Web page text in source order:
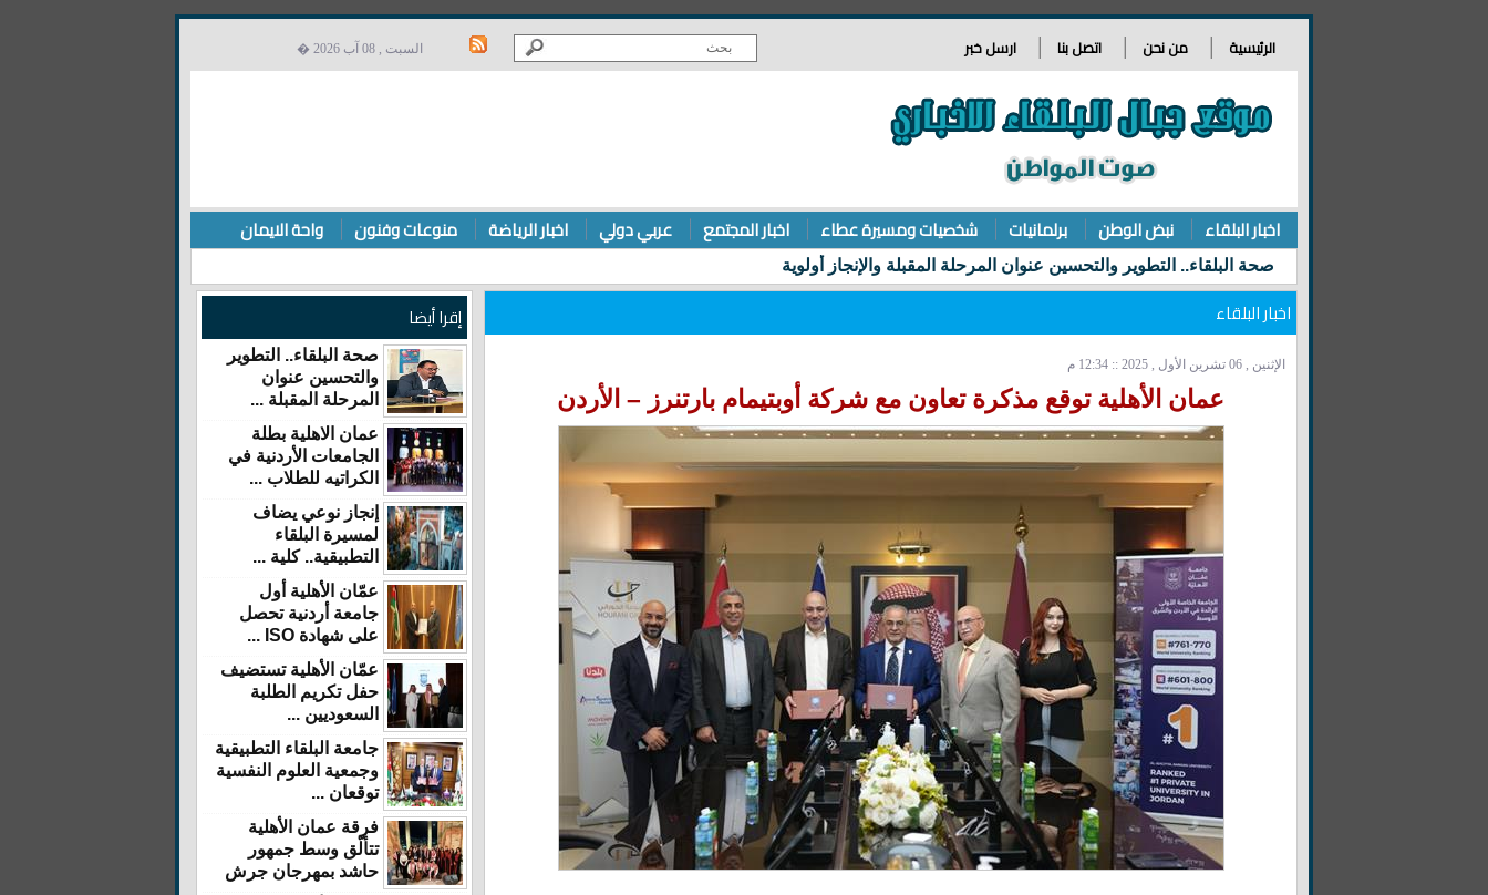
الرئيسية من نحن اتصل بنا ارسل خبر السبت , 08 آب 2026 �
اخبار البلقاء نبض الوطن برلمانيات شخصيات ومسيرة عطاء اخبار المجتمع عربي دولي اخبار الرياضة منوعات وفنون واحة الايمان
اخبار البلقاء
الإثنين , 06 تشرين الأول , 2025 :: 12:34 م
عمان الأهلية توقع مذكرة تعاون مع شركة أوبتيمام بارتنرز – الأردن
إقرا أيضا
صحة البلقاء.. التطوير
والتحسين عنوان
المرحلة المقبلة ...
عمان الاهلية بطلة
الجامعات الأردنية في
الكراتيه للطلاب ...
إنجاز نوعي يضاف
لمسيرة البلقاء
التطبيقية.. كلية ...
عمّان الأهلية أول
جامعة أردنية تحصل
على شهادة ISO ...
عمّان الأهلية تستضيف
حفل تكريم الطلبة
السعوديين ...
جامعة البلقاء التطبيقية
وجمعية العلوم النفسية
توقعان ...
فرقة عمان الأهلية
تتألّق وسط جمهور
حاشد بمهرجان جرش